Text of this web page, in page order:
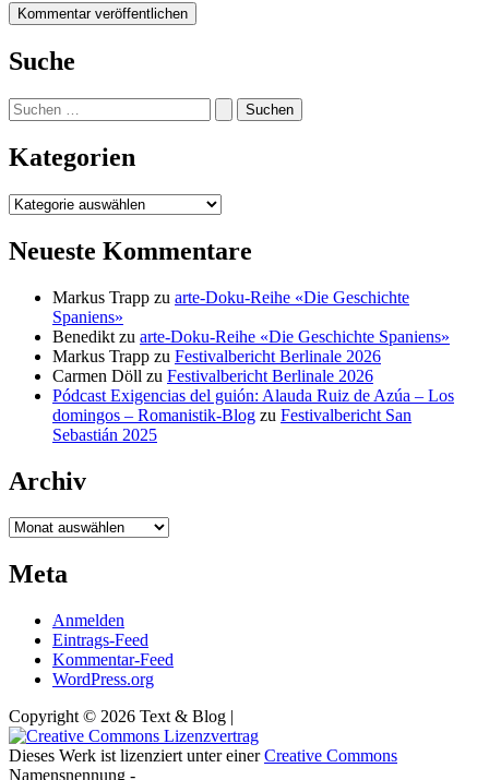
Suche
Suchen
nach:
Kategorien
Kategorien
Neueste Kommentare
Markus Trapp zu arte-Doku-Reihe «Die Geschichte
Spaniens»
Benedikt zu arte-Doku-Reihe «Die Geschichte Spaniens»
Markus Trapp zu Festivalbericht Berlinale 2026
Carmen Döll zu Festivalbericht Berlinale 2026
Pódcast Exigencias del guión: Alauda Ruiz de Azúa – Los
domingos – Romanistik-Blog zu Festivalbericht San
Sebastián 2025
Archiv
Archiv
Meta
Anmelden
Eintrags-Feed
Kommentar-Feed
WordPress.org
Copyright © 2026 Text & Blog |
Dieses Werk ist lizenziert unter einerCreative Commons
Namensnennung -